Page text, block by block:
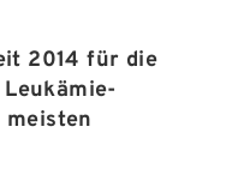
2014 für die
meisten